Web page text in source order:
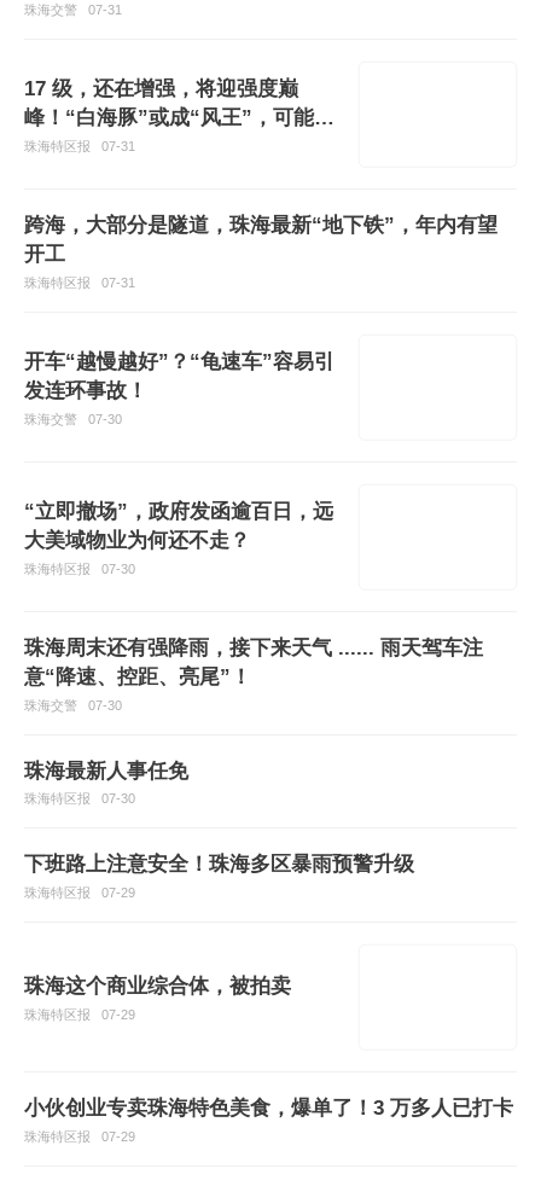
珠海交警 07-31
17 级，还在增强，将迎强度巅
峰！“白海豚”或成“风王”，可能直
奔我国！
珠海特区报 07-31
跨海，大部分是隧道，珠海最新“地下铁”，年内有望
开工
珠海特区报 07-31
开车“越慢越好”？“龟速车”容易引
发连环事故！
珠海交警 07-30
“立即撤场”，政府发函逾百日，远
大美域物业为何还不走？
珠海特区报 07-30
珠海周末还有强降雨，接下来天气 ...... 雨天驾车注
意“降速、控距、亮尾”！
珠海交警 07-30
珠海最新人事任免
珠海特区报 07-30
下班路上注意安全！珠海多区暴雨预警升级
珠海特区报 07-29
珠海这个商业综合体，被拍卖
珠海特区报 07-29
小伙创业专卖珠海特色美食，爆单了！3 万多人已打卡
珠海特区报 07-29